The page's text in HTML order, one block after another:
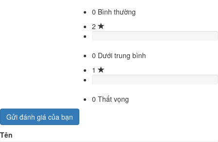
0 Bình thường
2
0 Dưới trung bình
1
0 Thất vọng
Gửi đánh giá của bạn
Tên